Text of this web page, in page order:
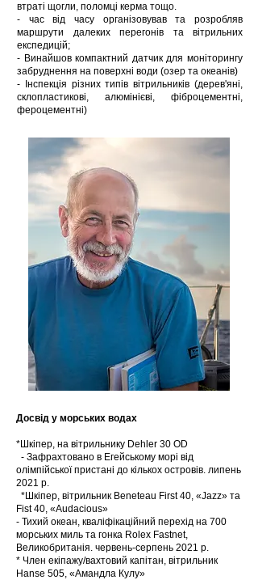
втраті щогли, поломці керма тощо.
- час від часу організовував та розробляв
маршрути далеких перегонів та вітрильних
експедицій;
- Винайшов компактний датчик для моніторингу
забруднення на поверхні води (озер та океанів)
- Інспекція різних типів вітрильників (дерев'яні,
склопластикові, алюмінієві, фіброцементні,
фероцементні)
Досвід у морських водах
*Шкіпер, на вітрильнику Dehler 30 OD
- Зафрахтовано в Егейському морі від
олімпійської пристані до кількох островів. липень
2021 р.
*Шкіпер, вітрильник Beneteau First 40, «Jazz» та
Fist 40, «Audacious»
- Тихий океан, кваліфікаційний перехід на 700
морських миль та гонка Rolex Fastnet,
Великобританія. червень-серпень 2021 р.
* Член екіпажу/вахтовий капітан, вітрильник
Hanse 505, «Амандла Кулу»